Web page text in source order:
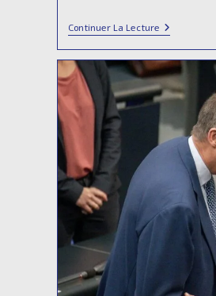
Continuer La LectureL’Andenpakt
:
Le
Mythique
Pacte
Secret
Qui
Façonné
La
Droite
Allemande